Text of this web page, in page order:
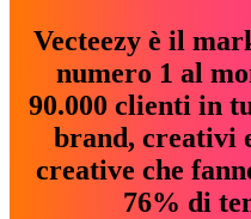
Vecteezy è il
numero 1 al
90.000 clienti in
brand, creativi
creative che
76% di